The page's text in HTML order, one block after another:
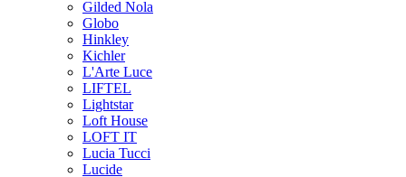
Gilded Nola
Globo
Hinkley
Kichler
L'Arte Luce
LIFTEL
Lightstar
Loft House
LOFT IT
Lucia Tucci
Lucide